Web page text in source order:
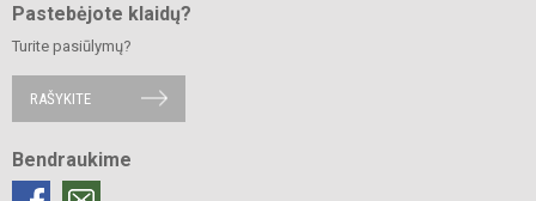
Pastebėjote klaidų?
Turite pasiūlymų?
RAŠYKITE
Bendraukime